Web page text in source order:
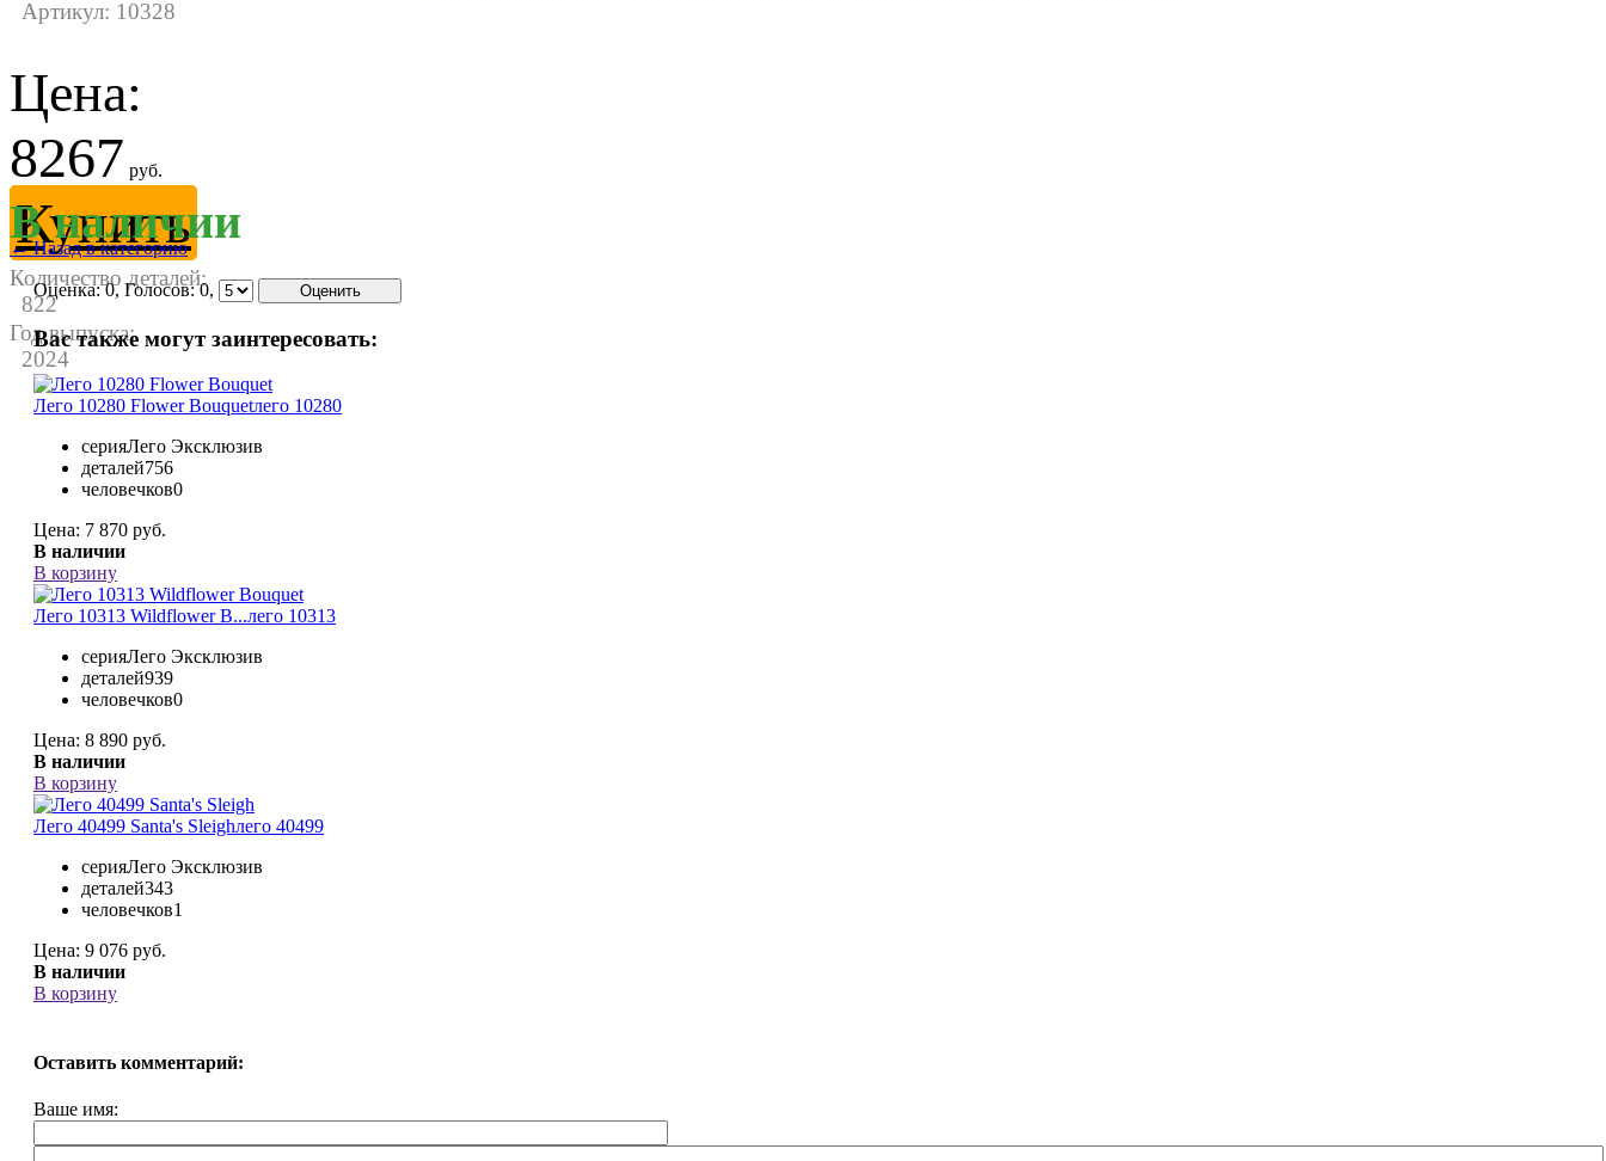
Артикул: 10328
Цена:
8267 руб.
В наличии
Купить
Количество деталей:
822
Год выпуска:
2024
← Назад в категорию
Оценка:0, Голосов:0,
Вас также могут заинтересовать:
Лего 10280 Flower Bouquetлего 10280
серияЛего Эксклюзив
деталей756
человечков0
Цена: 7 870 руб.
В наличии
В корзину
Лего 10313 Wildflower B...лего 10313
серияЛего Эксклюзив
деталей939
человечков0
Цена: 8 890 руб.
В наличии
В корзину
Лего 40499 Santa's Sleighлего 40499
серияЛего Эксклюзив
деталей343
человечков1
Цена: 9 076 руб.
В наличии
В корзину
Оставить комментарий:
Ваше имя: